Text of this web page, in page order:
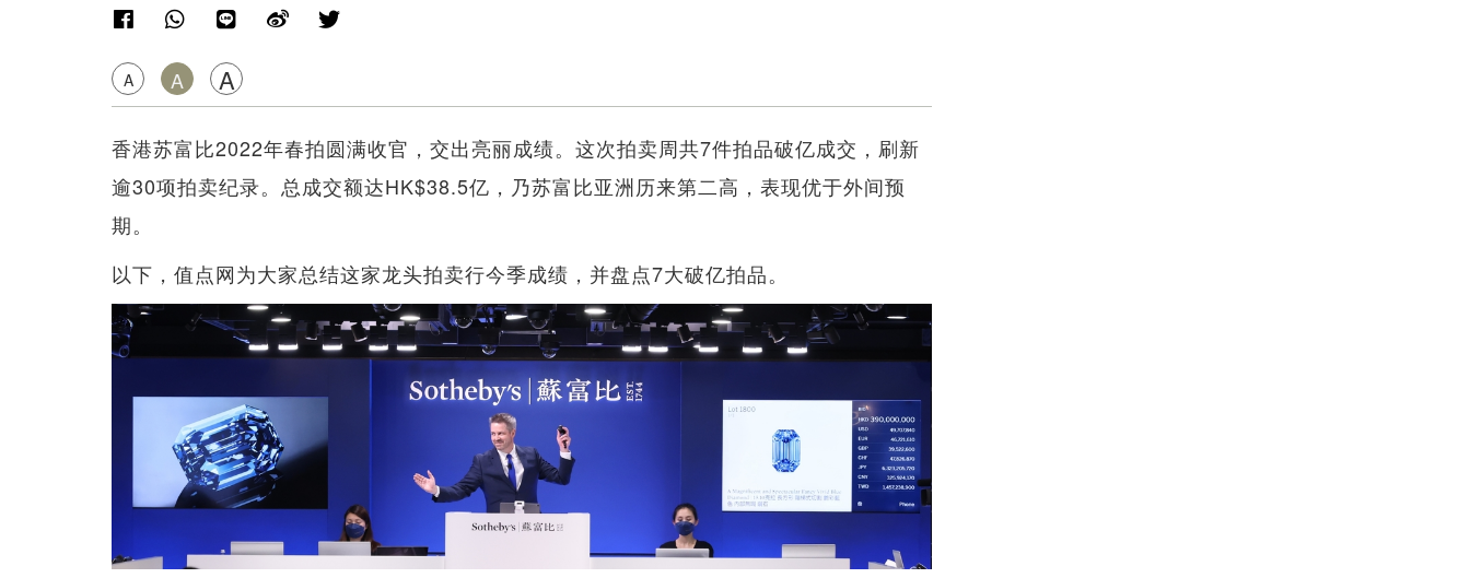
A A A
香港苏富比2022年春拍圆满收官，交出亮丽成绩。这次拍卖周共7件拍品破亿成交，刷新
逾30项拍卖纪录。总成交额达HK$38.5亿，乃苏富比亚洲历来第二高，表现优于外间预
期。
以下，值点网为大家总结这家龙头拍卖行今季成绩，并盘点7大破亿拍品。